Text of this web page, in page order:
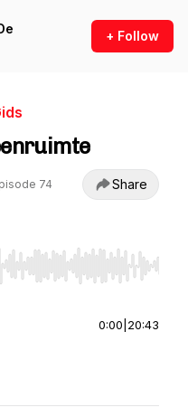
+ Follow
74 Share
Home/End to jump to
0:00 20:43